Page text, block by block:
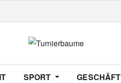
SPORT GESCHÄFT